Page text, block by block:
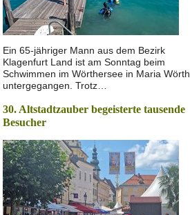
Ein 65-jähriger Mann aus dem Bezirk
Klagenfurt Land ist am Sonntag beim
Schwimmen im Wörthersee in Maria Wörth
untergegangen. Trotz…
30. Altstadtzauber begeisterte tausende
Besucher